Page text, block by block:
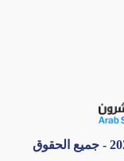
الدار العربية للعلوم 1987-2026 - جميع الحقوق